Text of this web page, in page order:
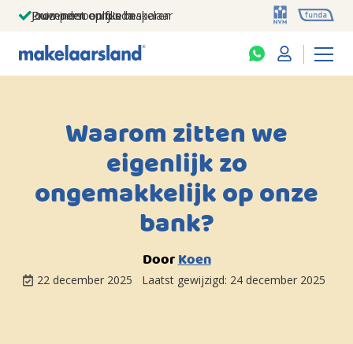
Jouw persoonlijke makelaar
Duizenden euro's besparen
Prominent op funda
Waarom zitten we
eigenlijk zo
ongemakkelijk op onze
bank?
DoorKoen
22 december 2025 Laatst gewijzigd: 24 december 2025